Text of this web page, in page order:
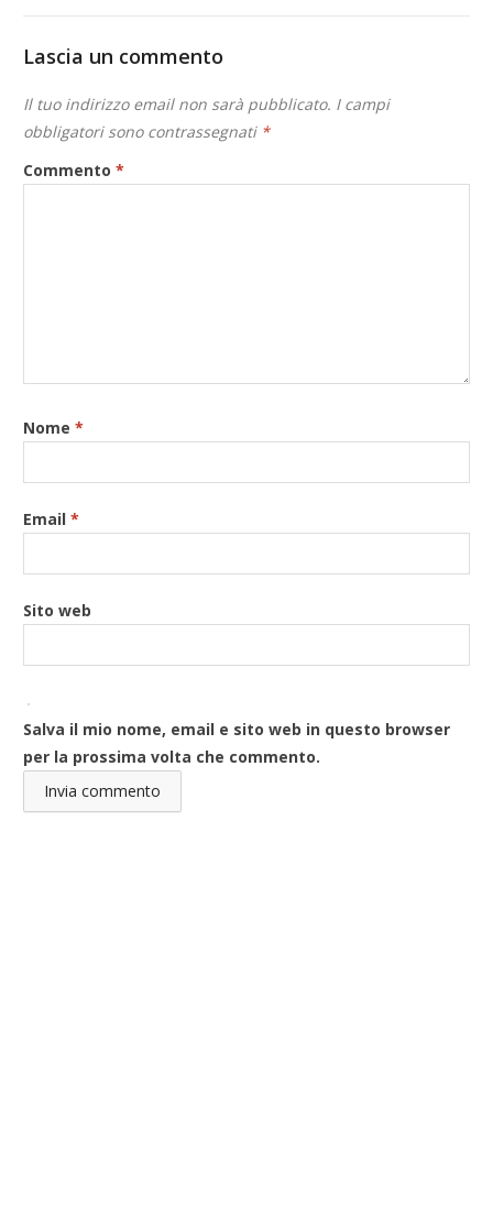
Lascia un commento
Il tuo indirizzo email non sarà pubblicato. I campi
obbligatori sono contrassegnati *
Commento*
Nome*
Email*
Sito web
Salva il mio nome, email e sito web in questo browser
per la prossima volta che commento.